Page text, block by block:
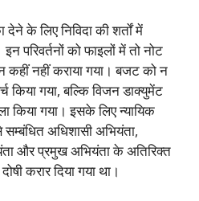
के लिए निविदा की शर्तों में
परिवर्तनों को फाइलों में तो नोट
कहीं नहीं कराया गया। बजट को न
किया गया, बल्कि विजन डाक्युमेंट
किया गया। इसके लिए न्यायिक
सम्बंधित अधिशासी अभियंता,
और प्रमुख अभियंता के अतिरिक्त
करार दिया गया था।